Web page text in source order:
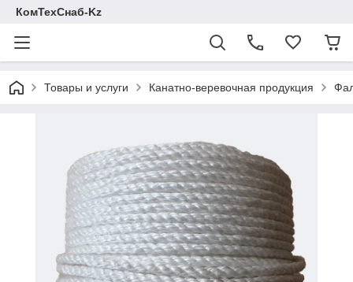
КомТехСнаб-Kz
Товары и услуги Канатно-веревочная продукция